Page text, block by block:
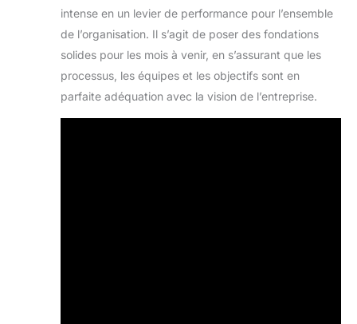
intense en un levier de performance pour l’ensemble
de l’organisation. Il s’agit de poser des fondations
solides pour les mois à venir, en s’assurant que les
processus, les équipes et les objectifs sont en
parfaite adéquation avec la vision de l’entreprise.